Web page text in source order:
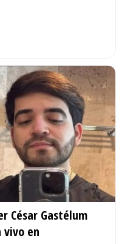
César Gastélum
en